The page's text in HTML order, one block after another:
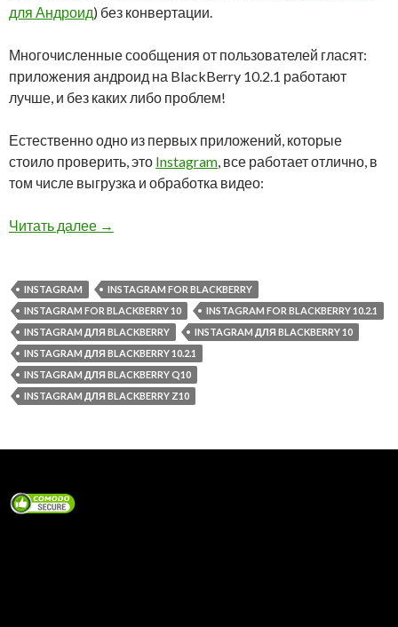
для Андроид) без конвертации.
Многочисленные сообщения от пользователей гласят:
приложения андроид на BlackBerry 10.2.1 работают
лучше, и без каких либо проблем!
Естественно одно из первых приложений, которые
стоило проверить, это Instagram, все работает отлично, в
том числе выгрузка и обработка видео:
Читать далее На BlackBerry 10.2.1 заработала загрузка
→
INSTAGRAM
INSTAGRAM FOR BLACKBERRY
INSTAGRAM FOR BLACKBERRY 10
INSTAGRAM FOR BLACKBERRY 10.2.1
INSTAGRAM ДЛЯ BLACKBERRY
INSTAGRAM ДЛЯ BLACKBERRY 10
INSTAGRAM ДЛЯ BLACKBERRY 10.2.1
INSTAGRAM ДЛЯ BLACKBERRY Q10
INSTAGRAM ДЛЯ BLACKBERRY Z10